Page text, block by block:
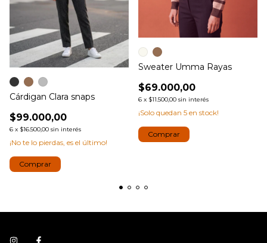
Cárdigan Clara snaps
$99.000,00
6 x $16.500,00 sin interés
¡No te lo pierdas, es el último!
Comprar
Sweater Umma Rayas
$69.000,00
6 x $11.500,00 sin interés
¡Solo quedan 5 en stock!
Comprar